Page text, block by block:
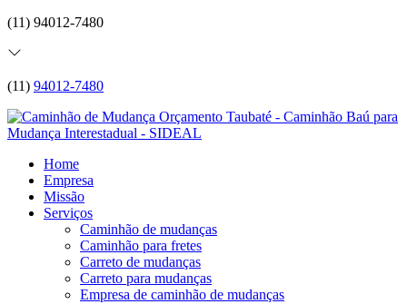
(11) 94012-7480
(11) 94012-7480
Home
Empresa
Missão
Serviços
Caminhão de mudanças
Caminhão para fretes
Carreto de mudanças
Carreto para mudanças
Empresa de caminhão de mudanças